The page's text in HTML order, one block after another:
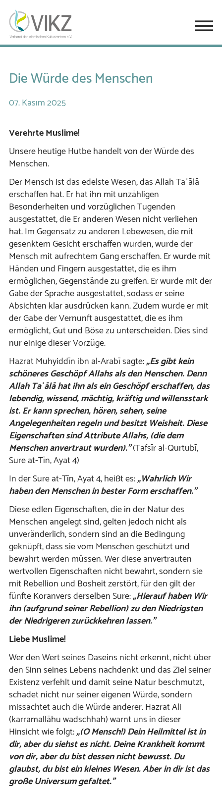
Die Würde des Menschen
07.Kasım2025
Verehrte Muslime!
Unsere heutige Hutbe handelt von der Würde des
Menschen.
Der Mensch ist das edelste Wesen, das Allah Taʿālā
erschaffen hat. Er hat ihn mit unzähligen
Besonderheiten und vorzüglichen Tugenden
ausgestattet, die Er anderen Wesen nicht verliehen
hat. Im Gegensatz zu anderen Lebewesen, die mit
gesenktem Gesicht erschaffen wurden, wurde der
Mensch mit aufrechtem Gang erschaffen. Er wurde mit
Händen und Fingern ausgestattet, die es ihm
ermöglichen, Gegenstände zu greifen. Er wurde mit der
Gabe der Sprache ausgestattet, sodass er seine
Absichten klar ausdrücken kann. Zudem wurde er mit
der Gabe der Vernunft ausgestattet, die es ihm
ermöglicht, Gut und Böse zu unterscheiden. Dies sind
nur einige dieser Vorzüge.
Hazrat Muhyiddīn ibn al-Arabī sagte:„Es gibt kein
schöneres Geschöpf Allahs als den Menschen. Denn
Allah Taʿālā hat ihn als ein Geschöpf erschaffen, das
lebendig, wissend, mächtig, kräftig und willensstark
ist. Er kann sprechen, hören, sehen, seine
Angelegenheiten regeln und besitzt Weisheit. Diese
Eigenschaften sind Attribute Allahs, (die dem
Menschen anvertraut wurden).”(Tafsīr al-Qurtubī,
Sure at-Tīn, Ayat 4)
In der Sure at-Tīn, Ayat 4, heißt es:„Wahrlich Wir
haben den Menschen in bester Form erschaffen.”
Diese edlen Eigenschaften, die in der Natur des
Menschen angelegt sind, gelten jedoch nicht als
unveränderlich, sondern sind an die Bedingung
geknüpft, dass sie vom Menschen geschützt und
bewahrt werden müssen. Wer diese anvertrauten
wertvollen Eigenschaften nicht bewahrt, sondern sie
mit Rebellion und Bosheit zerstört, für den gilt der
fünfte Koranvers derselben Sure:„Hierauf haben Wir
ihn (aufgrund seiner Rebellion) zu den Niedrigsten
der Niedrigeren zurückkehren lassen.”
Liebe Muslime!
Wer den Wert seines Daseins nicht erkennt, nicht über
den Sinn seines Lebens nachdenkt und das Ziel seiner
Existenz verfehlt und damit seine Natur beschmutzt,
schadet nicht nur seiner eigenen Würde, sondern
missachtet auch die Würde anderer. Hazrat Ali
(karramallāhu wadschhah) warnt uns in dieser
Hinsicht wie folgt:„(O Mensch!) Dein Heilmittel ist in
dir, aber du siehst es nicht. Deine Krankheit kommt
von dir, aber du bist dessen nicht bewusst. Du
glaubst, du bist ein kleines Wesen. Aber in dir ist das
große Universum gefaltet.”